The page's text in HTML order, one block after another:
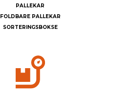
PALLEKAR
FOLDBARE PALLEKAR
SORTERINGSBOKSE